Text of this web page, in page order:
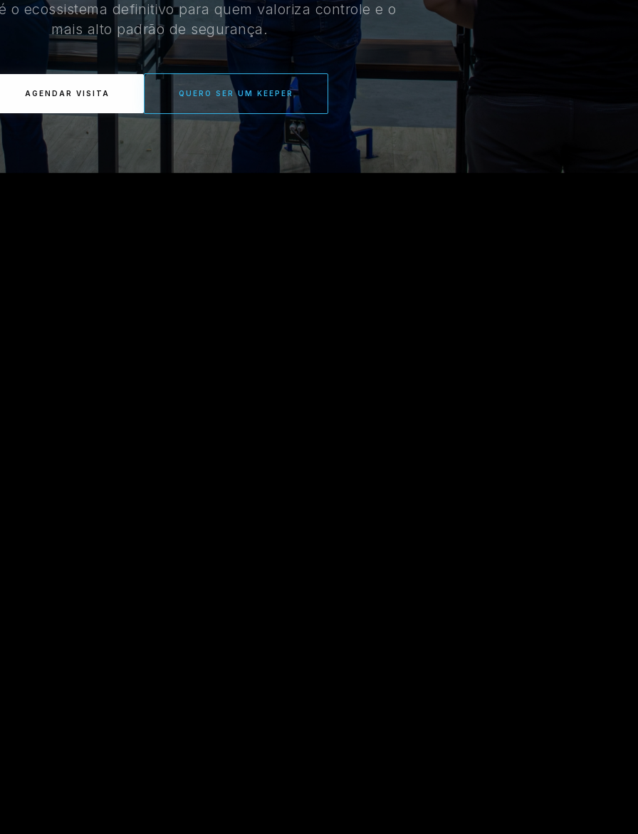
o ecossistema definitivo para quem valoriza controle e o
mais alto padrão de segurança.
AGENDAR VISITA QUERO SER UM KEEPER